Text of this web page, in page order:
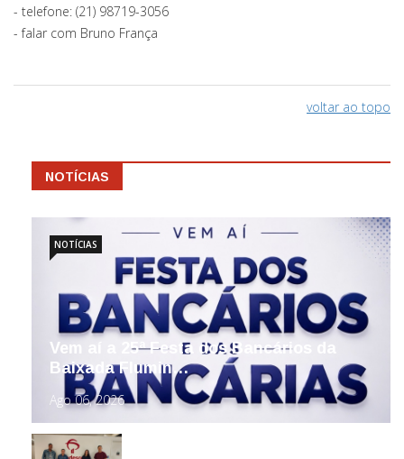
- ⁠telefone: (21) 98719-3056
- ⁠falar com Bruno França
voltar ao topo
NOTÍCIAS
Vem aí a 25ª Festa dos Bancários da
Baixada Flumin…
Ago 06, 2026
NOTÍCIAS